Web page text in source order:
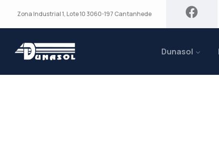
Zona Industrial 1, Lote 10 3060-197 Cantanhede
Dunasol